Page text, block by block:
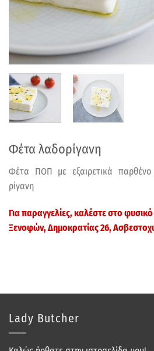
Φέτα λαδορίγανη
Φέτα ΠΟΠ με εξαιρετικά παρθένο
ρίγανη
Για παραγγελίες, καλέστε στο
Ξενοφών, Δημοκρατίας 26,
Lady Butcher